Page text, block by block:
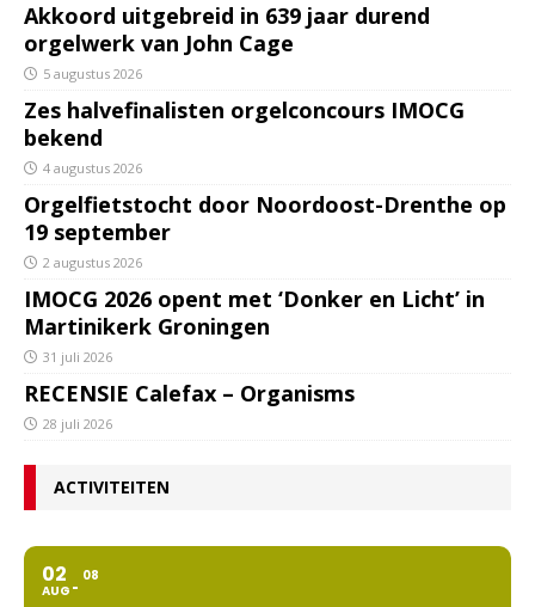
Akkoord uitgebreid in 639 jaar durend
orgelwerk van John Cage
5 augustus 2026
Zes halvefinalisten orgelconcours IMOCG
bekend
4 augustus 2026
Orgelfietstocht door Noordoost-Drenthe op
19 september
2 augustus 2026
IMOCG 2026 opent met ‘Donker en Licht’ in
Martinikerk Groningen
31 juli 2026
RECENSIE Calefax – Organisms
28 juli 2026
ACTIVITEITEN
02
AUG
08